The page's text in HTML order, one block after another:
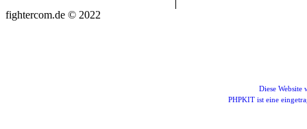
fightercom.de © 2022
Diese Website
PHPKIT ist eine